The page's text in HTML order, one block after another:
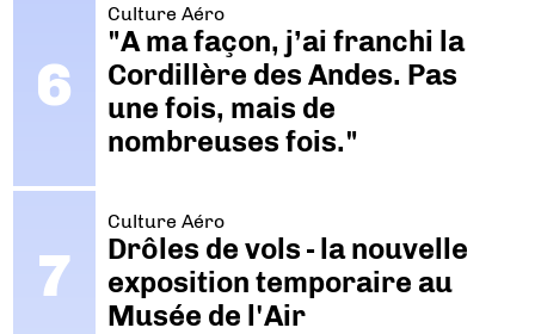
Culture Aéro
"A ma façon, j’ai franchi la
Cordillère des Andes. Pas
une fois, mais de
nombreuses fois."
Culture Aéro
Drôles de vols - la nouvelle
exposition temporaire au
Musée de l'Air